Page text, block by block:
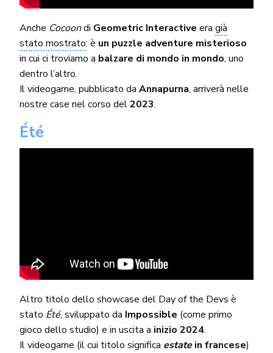
Anche Cocoondi Geometric Interactiveeragià
stato mostrato: è un puzzle adventure misterioso
in cui ci troviamo a balzare di mondo in mondo, uno
dentro l’altro.
Il videogame, pubblicato daAnnapurna, arriverà nelle
nostre case nel corso del2023.
Été
Altro titolo dello showcase del Day of the Devs è
stato Été, sviluppato da Impossible (come primo
gioco dello studio) e in uscita a inizio 2024.
Il videogame (il cui titolo significa estatein francese)